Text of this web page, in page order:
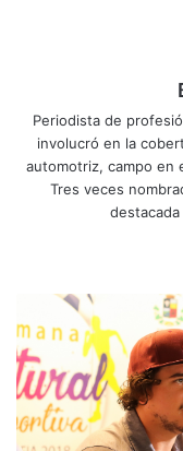
Periodista de
involucró en la
automotriz, campo en
Tres veces
h
o
w
d
e
F